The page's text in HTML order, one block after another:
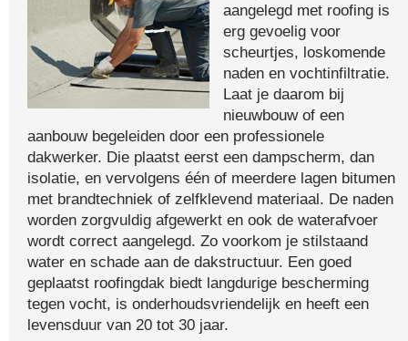
aangelegd met roofing is
erg gevoelig voor
scheurtjes, loskomende
naden en vochtinfiltratie.
Laat je daarom bij
nieuwbouw of een
aanbouw begeleiden door een professionele
dakwerker. Die plaatst eerst een dampscherm, dan
isolatie, en vervolgens één of meerdere lagen bitumen
met brandtechniek of zelfklevend materiaal. De naden
worden zorgvuldig afgewerkt en ook de waterafvoer
wordt correct aangelegd. Zo voorkom je stilstaand
water en schade aan de dakstructuur. Een goed
geplaatst roofingdak biedt langdurige bescherming
tegen vocht, is onderhoudsvriendelijk en heeft een
levensduur van 20 tot 30 jaar.